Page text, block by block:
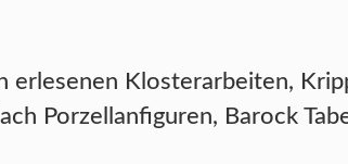
Klosterarbeiten,
Porzellanfiguren, Barock